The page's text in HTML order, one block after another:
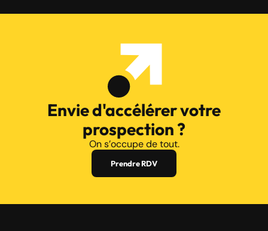
Envie d'accélérer votre
prospection ?
On s’occupe de tout.
Prendre RDV